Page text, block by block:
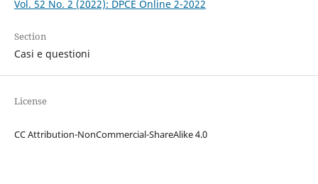
Vol. 52 No. 2 (2022): DPCE Online 2-2022
Section
Casi e questioni
License
CC Attribution-NonCommercial-ShareAlike 4.0